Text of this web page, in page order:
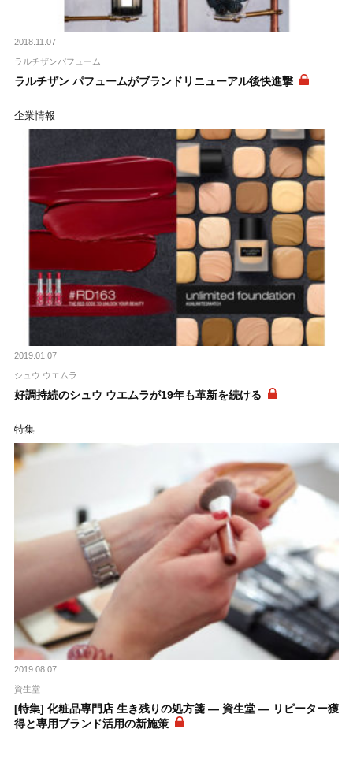
2018.11.07
ラルチザンパフューム
ラルチザン パフュームがブランドリニューアル後快進撃
企業情報
2019.01.07
シュウ ウエムラ
好調持続のシュウ ウエムラが19年も革新を続ける
特集
2019.08.07
資生堂
[特集] 化粧品専門店 生き残りの処方箋 ― 資生堂 ― リピーター獲
得と専用ブランド活用の新施策